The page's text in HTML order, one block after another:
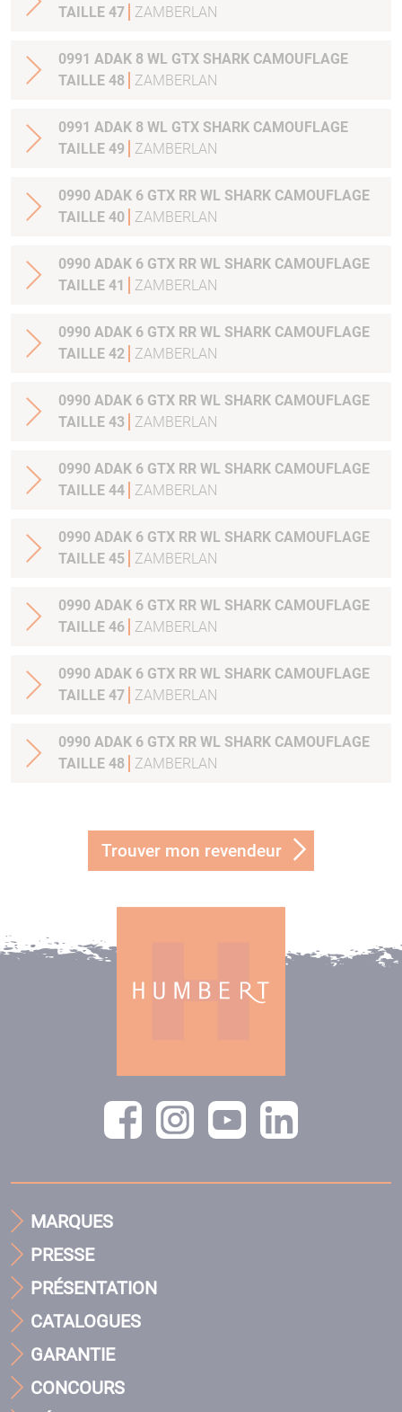
TAILLE 47
ZAMBERLAN
0991 ADAK 8 WL GTX SHARK CAMOUFLAGE
TAILLE 48
ZAMBERLAN
0991 ADAK 8 WL GTX SHARK CAMOUFLAGE
TAILLE 49
ZAMBERLAN
0990 ADAK 6 GTX RR WL SHARK CAMOUFLAGE
TAILLE 40
ZAMBERLAN
0990 ADAK 6 GTX RR WL SHARK CAMOUFLAGE
TAILLE 41
ZAMBERLAN
0990 ADAK 6 GTX RR WL SHARK CAMOUFLAGE
TAILLE 42
ZAMBERLAN
0990 ADAK 6 GTX RR WL SHARK CAMOUFLAGE
TAILLE 43
ZAMBERLAN
0990 ADAK 6 GTX RR WL SHARK CAMOUFLAGE
TAILLE 44
ZAMBERLAN
0990 ADAK 6 GTX RR WL SHARK CAMOUFLAGE
TAILLE 45
ZAMBERLAN
0990 ADAK 6 GTX RR WL SHARK CAMOUFLAGE
TAILLE 46
ZAMBERLAN
0990 ADAK 6 GTX RR WL SHARK CAMOUFLAGE
TAILLE 47
ZAMBERLAN
0990 ADAK 6 GTX RR WL SHARK CAMOUFLAGE
TAILLE 48
ZAMBERLAN
Trouver mon revendeur
MARQUES
PRESSE
PRÉSENTATION
CATALOGUES
GARANTIE
CONCOURS